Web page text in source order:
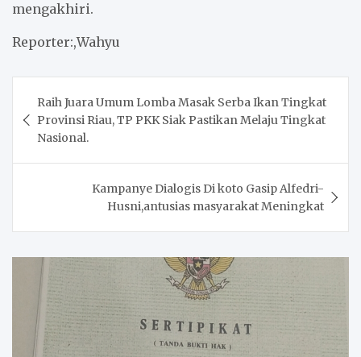
mengakhiri.
Reporter:,Wahyu
navigation
Raih Juara Umum Lomba Masak Serba Ikan Tingkat
Provinsi Riau, TP PKK Siak Pastikan Melaju Tingkat
Nasional.
Kampanye Dialogis Di koto Gasip Alfedri-
Husni,antusias masyarakat Meningkat